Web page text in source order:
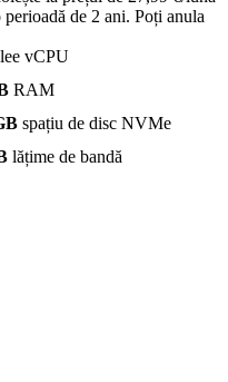
perioadă de 2 ani. Poți anula
vCPU
RAM
spațiu de disc NVMe
lățime de bandă